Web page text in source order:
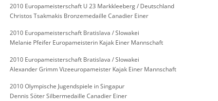
2010 Europameisterschaft U 23 Markkleeberg / Deutschland
Christos Tsakmakis Bronzemedaille Canadier Einer
2010 Europameisterschaft Bratislava / Slowakei
Melanie Pfeifer Europameisterin Kajak Einer Mannschaft
2010 Europameisterschaft Bratislava / Slowakei
Alexander Grimm Vizeeuropameister Kajak Einer Mannschaft
2010 Olympische Jugendspiele in Singapur
Dennis Söter Silbermedaille Canadier Einer